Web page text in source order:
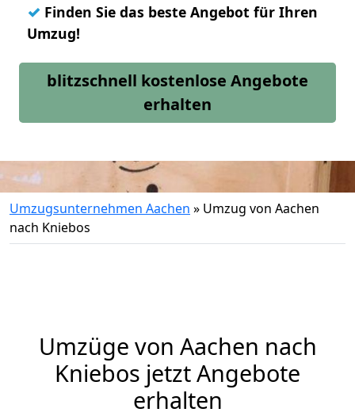
✓ Finden Sie das beste Angebot für Ihren
Umzug!
blitzschnell kostenlose Angebote
erhalten
Umzugsunternehmen Aachen » Umzug von Aachen
nach Kniebos
Umzüge von Aachen nach
Kniebos jetzt Angebote
erhalten